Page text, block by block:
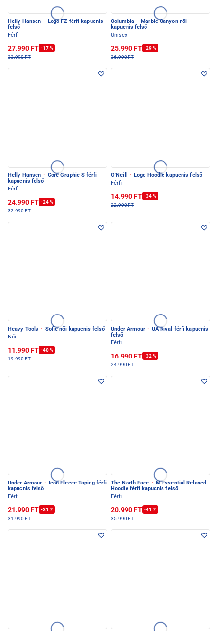
Helly Hansen ·
Logo FZ férfi kapucnis
felső
Férfi
27.990 FT -17 %
33.990 FT
Columbia · Marble Canyon női
kapucnis felső
Unisex
25.990 FT -29 %
36.990 FT
Helly Hansen · Core Graphic S férfi
kapucnis felső
Férfi
24.990 FT -24 %
32.990 FT
O'Neill · Logo Hoodie kapucnis felső
Férfi
14.990 FT -34 %
22.990 FT
Heavy Tools · Sofie női kapucnis felső
Női
11.990 FT -40 %
19.990 FT
Under Armour · UA Rival férfi kapucnis
felső
Férfi
16.990 FT -32 %
24.990 FT
Under Armour ·
Icon Fleece Taping férfi
kapucnis felső
Férfi
21.990 FT -31 %
31.990 FT
The North Face · M Essential Relaxed
Hoodie férfi kapucnis felső
Férfi
20.990 FT -41 %
35.990 FT